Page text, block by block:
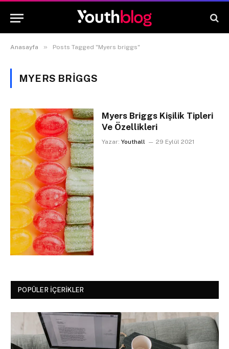
Anasayfa » Posts Tagged "Myers briggs"
MYERS BRIGGS
Myers Briggs Kişilik Tipleri
Ve Özellikleri
Yazar: Youthall 29 Eylül 2021
POPÜLER İÇERIKLER